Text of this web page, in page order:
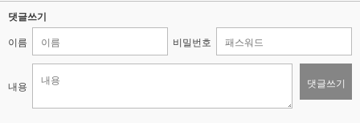
댓글쓰기
이름 비밀번호
내용 댓글쓰기